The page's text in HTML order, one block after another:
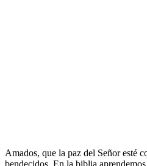
Amados, que la paz del Señor esté